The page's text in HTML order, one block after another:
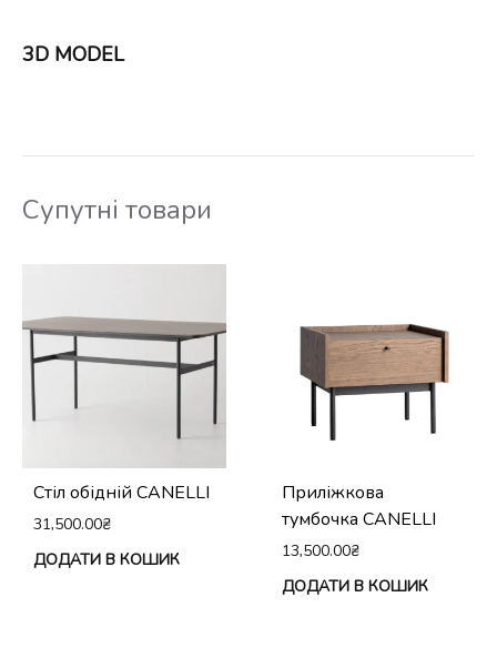
3D MODEL
Супутні товари
Стіл обідній CANELLI
31,500.00₴
ДОДАТИ В КОШИК
Приліжкова
тумбочка CANELLI
13,500.00₴
ДОДАТИ В КОШИК